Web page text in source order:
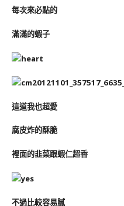
每次來必點的
滿滿的蝦子
這道我也超愛
腐皮炸的酥脆
裡面的韭菜跟蝦仁超香
不過比較容易膩